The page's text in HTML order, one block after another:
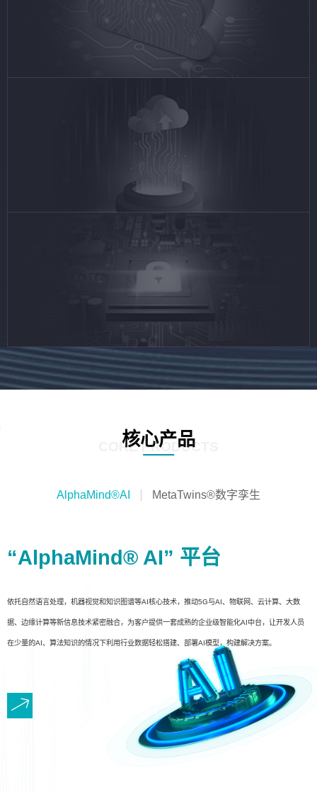
核心产品
CORE PRODUCTS
AlphaMind®AI MetaTwins®数字孪生
“AlphaMind® AI” 平台
依托自然语言处理，机器视觉和知识图谱等AI核心技术，推动5G与AI、物联网、云计算、大数
据、边缘计算等新信息技术紧密融合，为客户提供一套成熟的企业级智能化AI中台，让开发人员
在少量的AI、算法知识的情况下利用行业数据轻松搭建、部署AI模型，构建解决方案。